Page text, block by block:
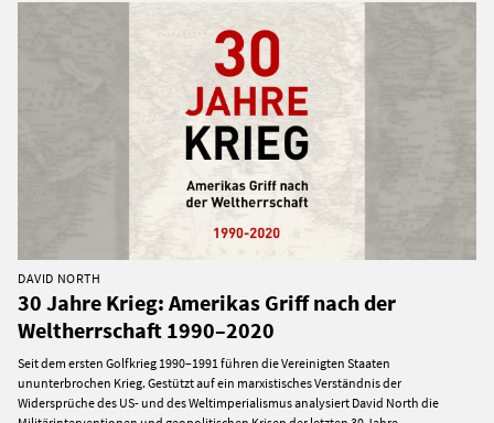
DAVID NORTH
30 Jahre Krieg: Amerikas Griff nach der
Weltherrschaft 1990–2020
Seit dem ersten Golfkrieg 1990–1991 führen die Vereinigten Staaten
ununterbrochen Krieg. Gestützt auf ein marxistisches Verständnis der
Widersprüche des US- und des Weltimperialismus analysiert David North die